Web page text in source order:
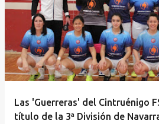
Las 'Guerreras' del Cintruénigo
título de la 3ª División de